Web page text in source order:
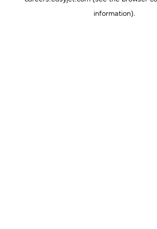
information).